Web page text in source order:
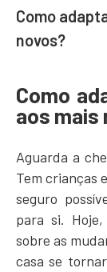
Como
novos?
Como
aos mais
Aguarda a
Tem crianças
seguro
para si. Hoje,
sobre as
casa se